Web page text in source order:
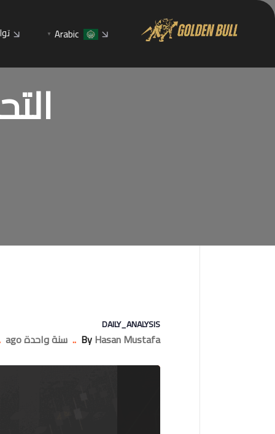
Arabic
▼
DAILY_ANALYSIS
ByHasan Mustafa
.. سنة واحدة ago